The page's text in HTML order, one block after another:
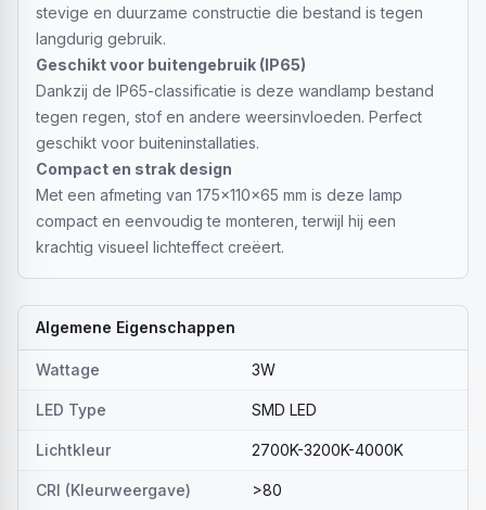
stevige en duurzame constructie die bestand is tegen
langdurig gebruik.
Geschikt voor buitengebruik (IP65)
Dankzij de IP65-classificatie is deze wandlamp bestand
tegen regen, stof en andere weersinvloeden. Perfect
geschikt voor buiteninstallaties.
Compact en strak design
Met een afmeting van 175x110x65 mm is deze lamp
compact en eenvoudig te monteren, terwijl hij een
krachtig visueel lichteffect creëert.
Algemene Eigenschappen
Wattage 3W
LED Type SMD LED
Lichtkleur 2700K-3200K-4000K
CRI (Kleurweergave) >80